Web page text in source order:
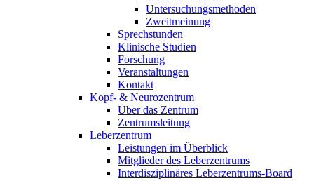
Untersuchungsmethoden
Zweitmeinung
Sprechstunden
Klinische Studien
Forschung
Veranstaltungen
Kontakt
Kopf- & Neurozentrum
Über das Zentrum
Zentrumsleitung
Leberzentrum
Leistungen im Überblick
Mitglieder des Leberzentrums
Interdisziplinäres Leberzentrums-Board